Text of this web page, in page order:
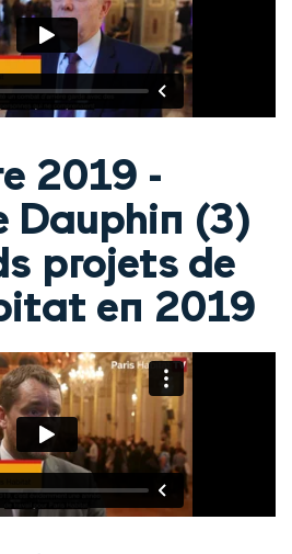
2019 -
Dauphin (3)
projets de
en 2019